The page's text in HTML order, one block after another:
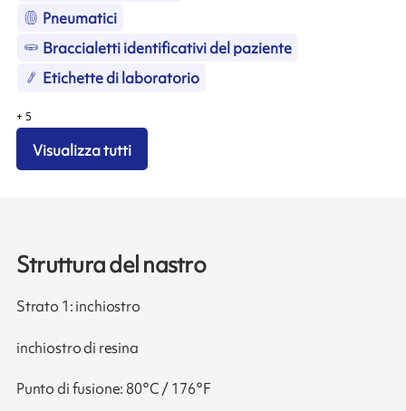
Pneumatici
Braccialetti identificativi del paziente
Etichette di laboratorio
+ 5
Visualizza tutti
Struttura del nastro
Strato 1: inchiostro
inchiostro di resina
Punto di fusione: 80°C / 176°F